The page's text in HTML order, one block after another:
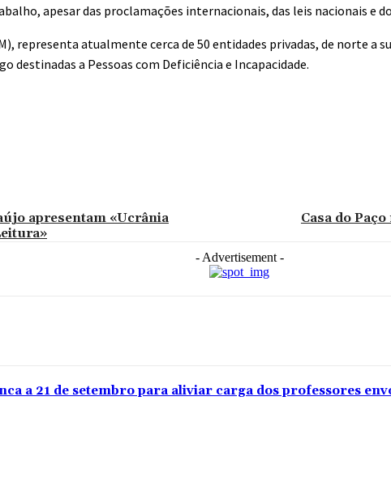
apesar das proclamações internacionais, das leis nacionais e
representa atualmente cerca de 50 entidades privadas, de norte a
destinadas a Pessoas com Deficiência e Incapacidade.
apresentam «Ucrânia
Casa do
- Advertisement -
a 21 de setembro para aliviar carga dos professores